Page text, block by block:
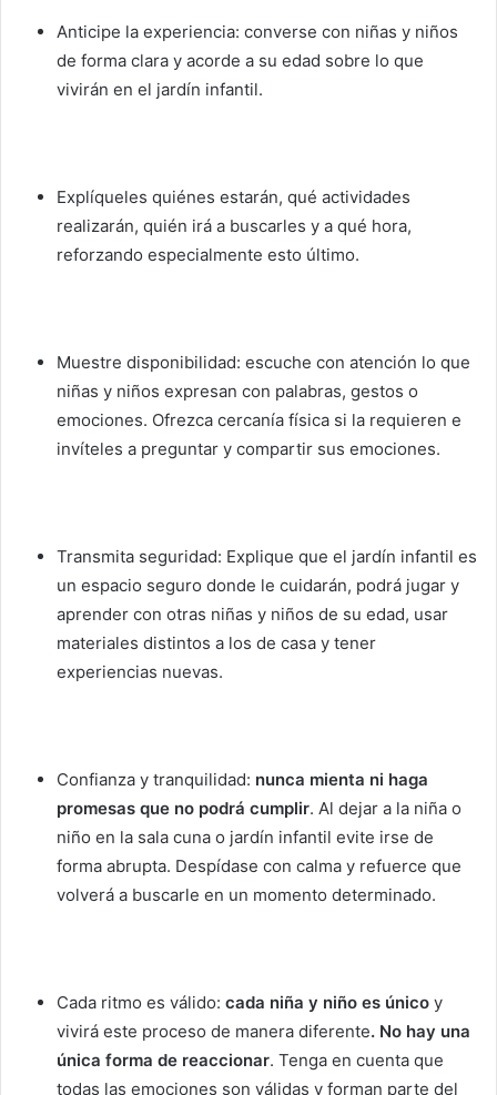
Anticipe la experiencia: converse con niñas y niños
de forma clara y acorde a su edad sobre lo que
vivirán en el jardín infantil.
Explíqueles quiénes estarán, qué actividades
realizarán, quién irá a buscarles y a qué hora,
reforzando especialmente esto último.
Muestre disponibilidad: escuche con atención lo que
niñas y niños expresan con palabras, gestos o
emociones. Ofrezca cercanía física si la requieren e
invíteles a preguntar y compartir sus emociones.
Transmita seguridad: Explique que el jardín infantil es
un espacio seguro donde le cuidarán, podrá jugar y
aprender con otras niñas y niños de su edad, usar
materiales distintos a los de casa y tener
experiencias nuevas.
Confianza y tranquilidad: nunca mienta ni haga
promesas que no podrá cumplir. Al dejar a la niña o
niño en la sala cuna o jardín infantil evite irse de
forma abrupta. Despídase con calma y refuerce que
volverá a buscarle en un momento determinado.
Cada ritmo es válido: cada niña y niño es único y
vivirá este proceso de manera diferente. No hay una
única forma de reaccionar. Tenga en cuenta que
todas las emociones son válidas y forman parte del